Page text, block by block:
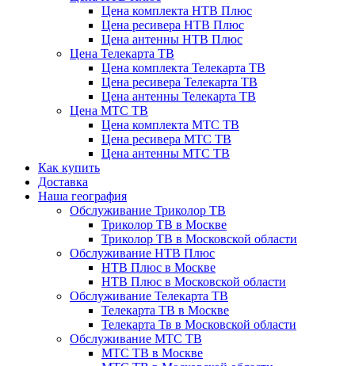
Цена комплекта НТВ Плюс
Цена ресивера НТВ Плюс
Цена антенны НТВ Плюс
Цена Телекарта ТВ
Цена комплекта Телекарта ТВ
Цена ресивера Телекарта ТВ
Цена антенны Телекарта ТВ
Цена МТС ТВ
Цена комплекта МТС ТВ
Цена ресивера МТС ТВ
Цена антенны МТС ТВ
Как купить
Доставка
Наша география
Обслуживание Триколор ТВ
Триколор ТВ в Москве
Триколор ТВ в Московской области
Обслуживание НТВ Плюс
НТВ Плюс в Москве
НТВ Плюс в Московской области
Обслуживание Телекарта ТВ
Телекарта ТВ в Москве
Телекарта Тв в Московской области
Обслуживание МТС ТВ
МТС ТВ в Москве